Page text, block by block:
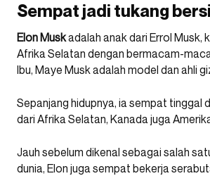
Sempat jadi tukang
Elon Muskadalah anak dari Errol Musk,
Afrika Selatan dengan bermacam-
Ibu, Maye Musk adalah model dan ahli
Sepanjang hidupnya, ia sempat tinggal
dari Afrika Selatan, Kanada juga
Jauh sebelum dikenal sebagai salah
dunia, Elon juga sempat bekerja